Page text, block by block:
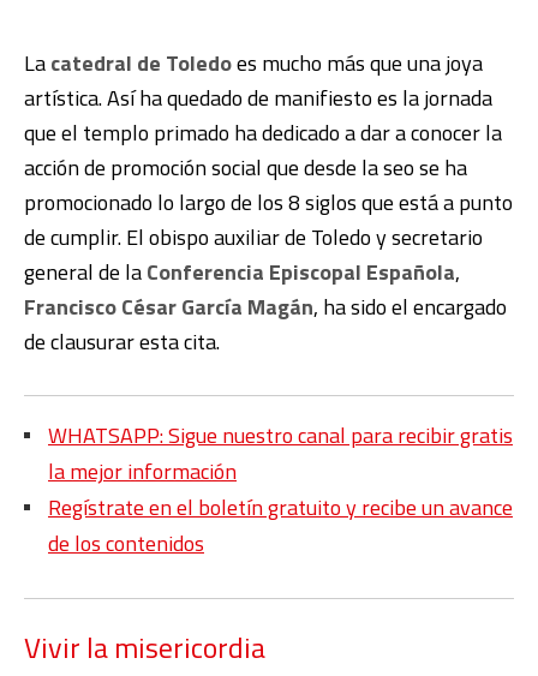
Lacatedral de Toledoes mucho más que una joya
artística. Así ha quedado de manifiesto es la jornada
que el templo primado ha dedicado a dar a conocer la
acción de promoción social que desde la seo se ha
promocionado lo largo de los 8 siglos que está a punto
de cumplir. El obispo auxiliar de Toledo y secretario
general de laConferencia Episcopal Española,
Francisco César García Magán, ha sido el encargado
de clausurar esta cita.
WHATSAPP: Sigue nuestro canal para recibir gratis
la mejor información
Regístrate en el boletín gratuito y recibe un avance
de los contenidos
Vivir la misericordia